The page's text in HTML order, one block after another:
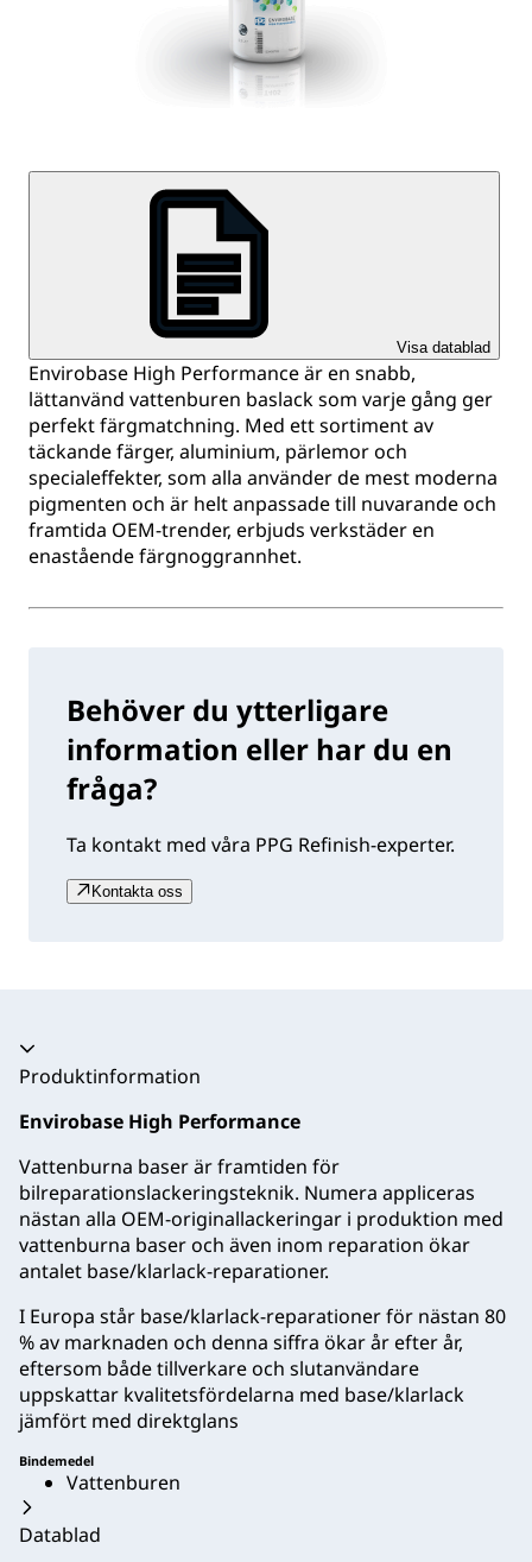
Visa datablad
Envirobase High Performance är en snabb,
lättanvänd vattenburen baslack som varje gång ger
perfekt färgmatchning. Med ett sortiment av
täckande färger, aluminium, pärlemor och
specialeffekter, som alla använder de mest moderna
pigmenten och är helt anpassade till nuvarande och
framtida OEM-trender, erbjuds verkstäder en
enastående färgnoggrannhet.
Behöver du ytterligare
information eller har du en
fråga?
Ta kontakt med våra PPG Refinish-experter.
Kontakta oss
Produktinformation
Envirobase High Performance
Vattenburna baser är framtiden för
bilreparationslackeringsteknik. Numera appliceras
nästan alla OEM-originallackeringar i produktion med
vattenburna baser och även inom reparation ökar
antalet base/klarlack-reparationer.
I Europa står base/klarlack-reparationer för nästan 80
% av marknaden och denna siffra ökar år efter år,
eftersom både tillverkare och slutanvändare
uppskattar kvalitetsfördelarna med base/klarlack
jämfört med direktglans
Bindemedel
Vattenburen
Datablad